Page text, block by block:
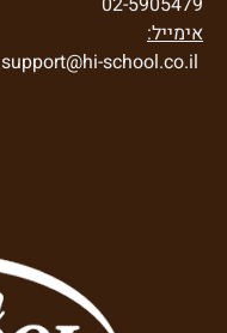
אימייל:
support@hi-school.co.il